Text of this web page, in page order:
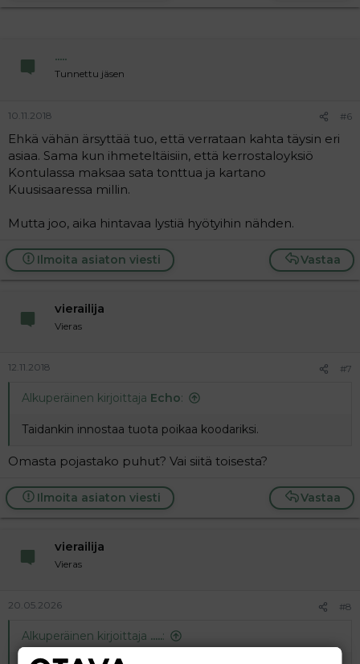
.....
Tunnettu jäsen
10.11.2018 #6
Ehkä vähän ärsyttää tuo, että verrataan kahta täysin eri
asiaa. Sama kun ihmeteltäisiin, että kerrostaloyksiö
Kontulassa maksaa sata tonttua ja kartano
Kuusisaaressa millin.
Mutta joo, aika hintavaa lystiä hyötyihin nähden.
Vastaa
Ilmoita asiaton viesti
vierailija
Vieras
12.11.2018 #7
Alkuperäinen kirjoittaja Echo:
Taidankin innostaa tuota poikaa koodariksi.
Omasta pojastako puhut? Vai siitä toisesta?
Vastaa
Ilmoita asiaton viesti
vierailija
Vieras
20.05.2026 #8
Alkuperäinen kirjoittaja .....: